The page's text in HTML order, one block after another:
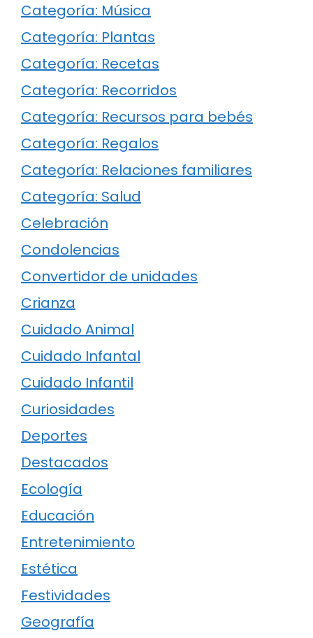
Categoría: Música
Categoría: Plantas
Categoría: Recetas
Categoría: Recorridos
Categoría: Recursos para bebés
Categoría: Regalos
Categoría: Relaciones familiares
Categoría: Salud
Celebración
Condolencias
Convertidor de unidades
Crianza
Cuidado Animal
Cuidado Infantal
Cuidado Infantil
Curiosidades
Deportes
Destacados
Ecología
Educación
Entretenimiento
Estética
Festividades
Geografía